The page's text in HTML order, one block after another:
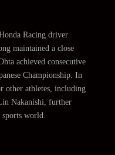
Racing driver
maintained a close
achieved consecutive
Championship. In
other athletes, including
Nakanishi, further
world.